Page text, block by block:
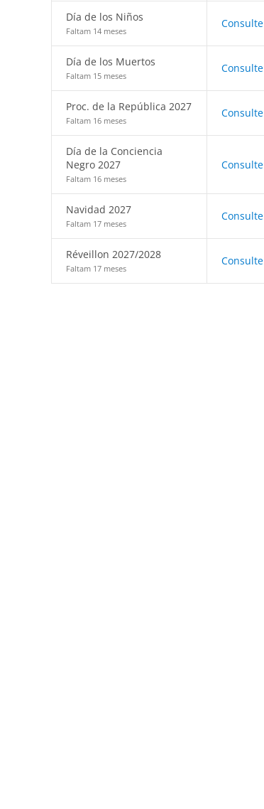
Día de los Niños
Faltam 14 meses
Consulte
Día de los Muertos
Faltam 15 meses
Consulte
Proc. de la República 2027
Faltam 16 meses
Consulte
Día de la Conciencia
Negro 2027
Faltam 16 meses
Consulte
Navidad 2027
Faltam 17 meses
Consulte
Réveillon 2027/2028
Faltam 17 meses
Consulte